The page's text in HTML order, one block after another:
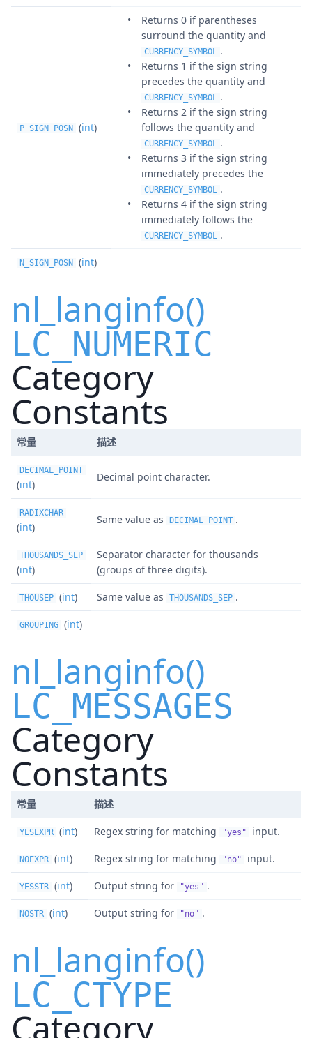
P_SIGN_POSN (int)
Returns 0 if parentheses
surround the quantity and
CURRENCY_SYMBOL .
Returns 1 if the sign string
precedes the quantity and
CURRENCY_SYMBOL .
Returns 2 if the sign string
follows the quantity and
CURRENCY_SYMBOL .
Returns 3 if the sign string
immediately precedes the
CURRENCY_SYMBOL .
Returns 4 if the sign string
immediately follows the
CURRENCY_SYMBOL .
N_SIGN_POSN (int)
nl_langinfo()
LC_NUMERIC
Category
Constants
常量 描述
DECIMAL_POINT
(int)
Decimal point character.
RADIXCHAR
(int)
Same value as DECIMAL_POINT .
THOUSANDS_SEP
(int)
Separator character for thousands
(groups of three digits).
THOUSEP (int) Same value as THOUSANDS_SEP .
GROUPING (int)
nl_langinfo()
LC_MESSAGES
Category
Constants
常量 描述
YESEXPR (int) Regex string for matching "yes" input.
NOEXPR (int) Regex string for matching "no" input.
YESSTR (int) Output string for "yes" .
NOSTR (int) Output string for "no" .
nl_langinfo()
LC_CTYPE
Category